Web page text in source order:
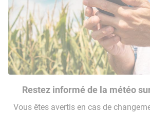
Restez informé de la météo
Vous êtes avertis en cas de